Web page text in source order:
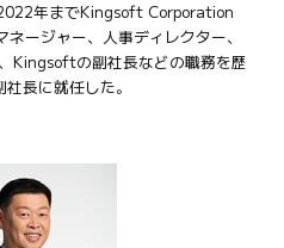
年までKingsoft Corporation
ージャー、人事ディレクター、
Kingsoftの副社長などの職務を歴
長に就任した。